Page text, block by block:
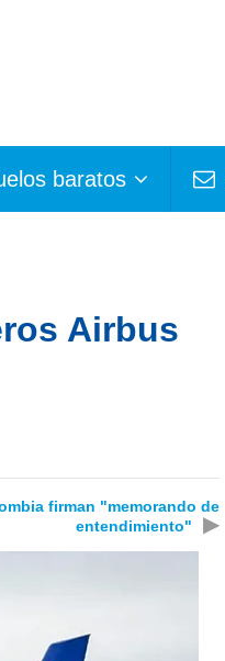
baratos
Airbus
firman "memorando de
entendimiento"
▶